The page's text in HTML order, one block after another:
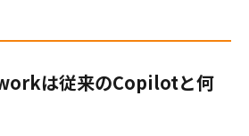
は従来のCopilotと何